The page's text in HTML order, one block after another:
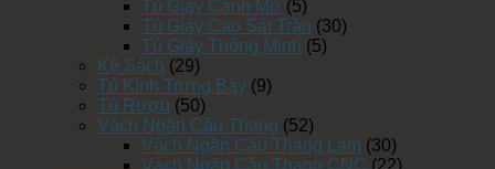
Tủ Giày Cánh Mở (5)
Tủ Giày Cao Sát Trần (30)
Tủ Giày Thông Minh (5)
Kệ Sách (29)
Tủ Kính Trưng Bày (9)
Tủ Rượu (50)
Vách Ngăn Cầu Thang (52)
Vách Ngăn Cầu Thang Lam (30)
Vách Ngăn Cầu Thang CNC (22)